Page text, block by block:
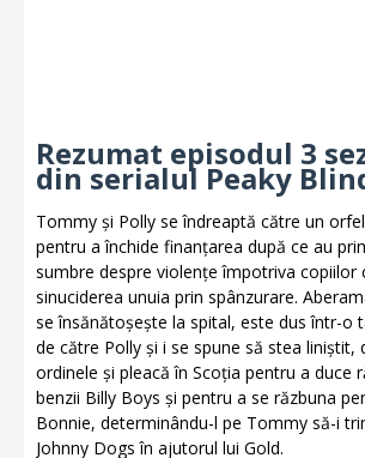
Rezumat episodul 3
din serialul Peaky
Tommy și Polly se îndreaptă către un
pentru a închide finanțarea după ce au
sumbre despre violențe împotriva copiilor
sinuciderea unuia prin spânzurare.
se însănătoșește la spital, este dus într-o
de către Polly și i se spune să stea liniștit,
ordinele și pleacă în Scoția pentru a duce
benzii Billy Boys și pentru a se răzbuna
Bonnie, determinându-l pe Tommy să-i
Johnny Dogs în ajutorul lui Gold.